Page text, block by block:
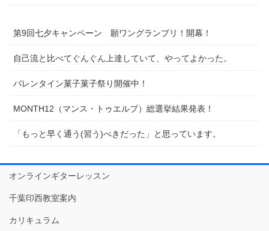
第9回七夕キャンペーン 願ワングランプリ！開幕！
自己流と比べてぐんぐん上達していて、やってよかった。
バレンタイン菓子菓子祭り開催中！
MONTH12（マンス・トゥエルブ）総選挙結果発表！
「もっと早く通う(習う)べきだった」と思っています。
オンラインギターレッスン
千葉印西教室案内
カリキュラム